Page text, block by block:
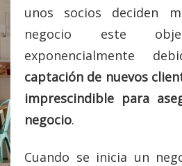
unos socios deciden
negocio este
exponencialmente
captación de nuevos
imprescindible para
negocio.
Cuando se inicia un